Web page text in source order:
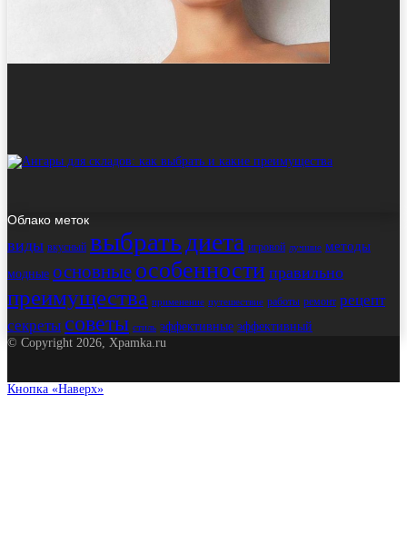
Облако меток
виды вкусный выбратьдиета игровой лучшие методы
модные основные особенности правильно
преимущества применение путешествие работы ремонт рецепт
секреты советы стиль эффективные эффективный
© Copyright 2026, Xpamka.ru
Кнопка «Наверх»